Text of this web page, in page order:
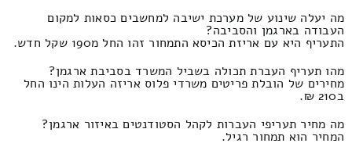
מה יעלה שינוע של מערכת ישיבה למחשבים כסאות למקום
העבודה בארגמן והסביבה?
התעריף היא עם אריזת הכיסא התמחור זהו החל מ190 שקל חדש.
מהו תעריף העברת תכולה בשביל המשרד בסביבת ארגמן?
מחירים של הובלת פריטים משרדי פלוס אריזה העלות הינו החל
ב210 ₪.
מה מחיר תעריפי העברות לקהל הסטודנטים באיזור ארגמן?
המחיר הוא תמחור רגיל.